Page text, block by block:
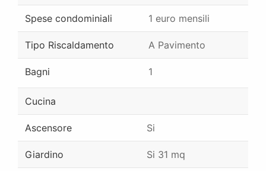
Spese condominiali 1 euro mensili
Tipo Riscaldamento A Pavimento
Bagni 1
Cucina
Ascensore Si
Giardino Si 31 mq